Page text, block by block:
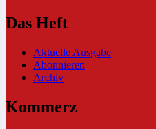
Das Heft
Aktuelle Ausgabe
Abonnieren
Archiv
Kommerz